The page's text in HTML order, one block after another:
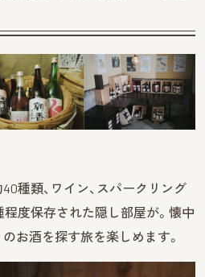
種類、ワイン、スパークリング
程度保存された隠し部屋が。懐中
お酒を探す旅を楽しめます。